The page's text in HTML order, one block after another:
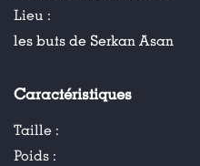
Lieu :
les buts de Serkan Asan
Caractéristiques
Taille :
Poids :